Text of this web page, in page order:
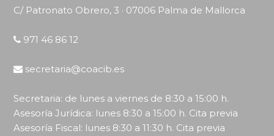
C/ Patronato Obrero, 3 · 07006 Palma de Mallorca
971 46 86 12
secretaria@coacib.es
Secretaria: de lunes a viernes de 8:30 a 15:00 h.
Asesoría Jurídica: lunes 8:30 a 15:00 h. Cita previa
Asesoría Fiscal: lunes 8:30 a 11:30 h. Cita previa